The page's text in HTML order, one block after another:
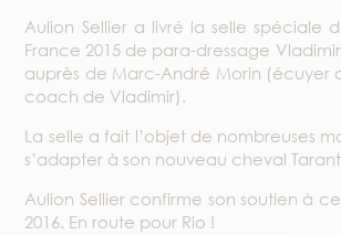
Aulion Sellier a livré la selle spéciale
France 2015 de para-dressage Vladimir
auprès de Marc-André Morin (écuyer
coach de Vladimir).
La selle a fait l’objet de nombreuses
s’adapter à son nouveau cheval
Aulion Sellier confirme son soutien à
2016. En route pour Rio !